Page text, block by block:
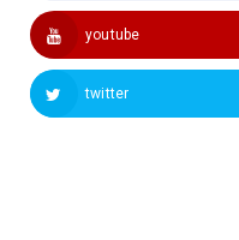
youtube
twitter